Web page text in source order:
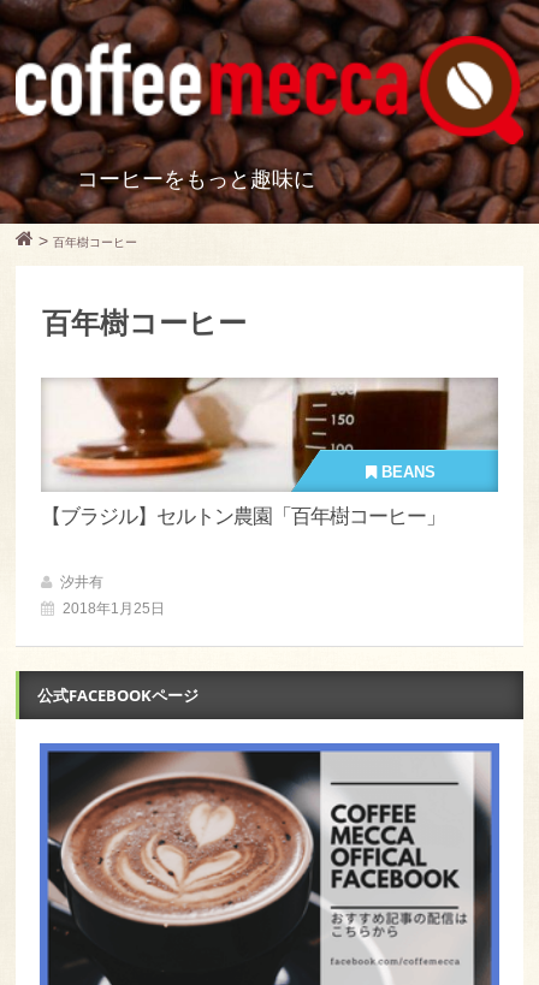
コーヒーをもっと趣味に
>百年樹コーヒー
百年樹コーヒー
BEANS
【ブラジル】セルトン農園「百年樹コーヒー」
汐井有
2018年1月25日
公式FACEBOOKページ